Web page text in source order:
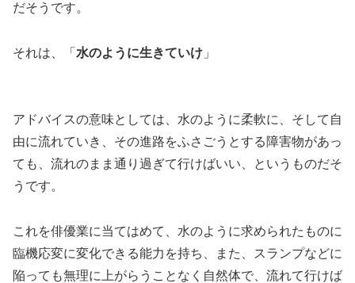
だそうです。
それは、「 水のように生きていけ 」
アドバイスの意味としては、水のように柔軟に、そして自
由に流れていき、その進路をふさごうとする障害物があっ
ても、流れのまま通り過ぎて行けばいい、というものだそ
うです。
これを俳優業に当てはめて、水のように求められたものに
臨機応変に変化できる能力を持ち、また、スランプなどに
陥っても無理に上がらうことなく自然体で、流れて行けば